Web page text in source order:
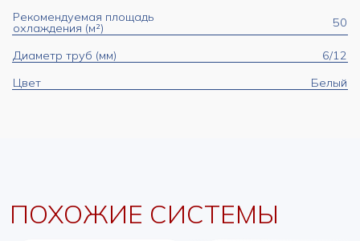
Рекомендуемая площадь
охлаждения (м²) 50
Диаметр труб (мм)
6/12
Цвет
Белый
ПОХОЖИЕ СИСТЕМЫ